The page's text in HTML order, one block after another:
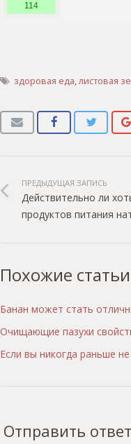
114
здоровая еда,листовая
ПРЕДЫДУЩАЯ ЗАПИСЬ
Действительно ли
продуктов питания
Похожие статьи
Банан может стать
Очищающие пазухи
Если вы никогда раньше
Отправить ответ